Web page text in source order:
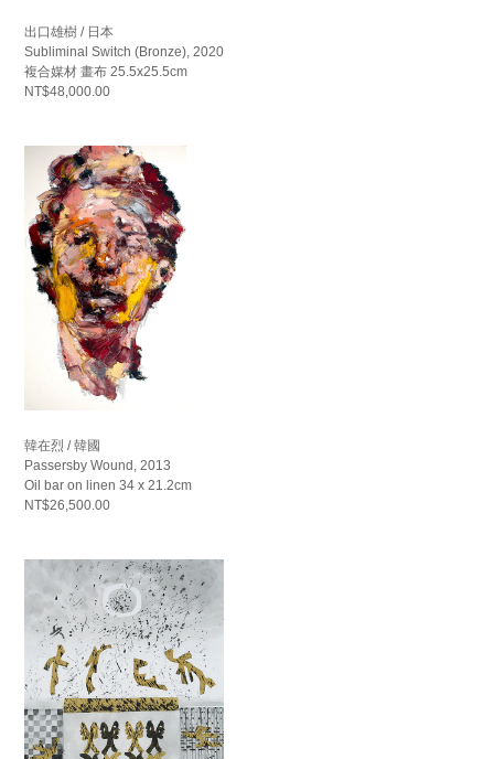
出口雄樹 / 日本
Subliminal Switch (Bronze), 2020
複合媒材 畫布 25.5x25.5cm
NT$48,000.00
韓在烈 / 韓國
Passersby Wound, 2013
Oil bar on linen 34 x 21.2cm
NT$26,500.00